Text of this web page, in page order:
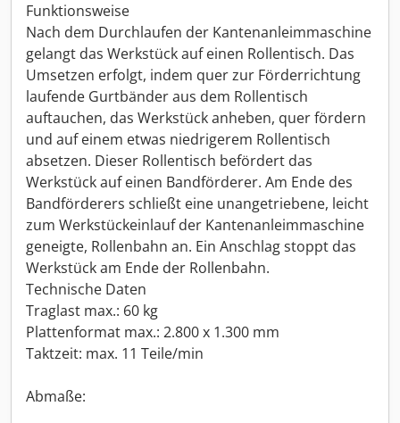
Funktionsweise
Nach dem Durchlaufen der Kantenanleimmaschine
gelangt das Werkstück auf einen Rollentisch. Das
Umsetzen erfolgt, indem quer zur Förderrichtung
laufende Gurtbänder aus dem Rollentisch
auftauchen, das Werkstück anheben, quer fördern
und auf einem etwas niedrigerem Rollentisch
absetzen. Dieser Rollentisch befördert das
Werkstück auf einen Bandförderer. Am Ende des
Bandförderers schließt eine unangetriebene, leicht
zum Werkstückeinlauf der Kantenanleimmaschine
geneigte, Rollenbahn an. Ein Anschlag stoppt das
Werkstück am Ende der Rollenbahn.
Technische Daten
Traglast max.: 60 kg
Plattenformat max.: 2.800 x 1.300 mm
Taktzeit: max. 11 Teile/min
Abmaße: